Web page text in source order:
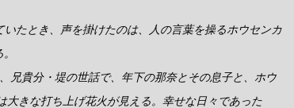
たとき、声を掛けたのは、人の言葉を操るホウセンカ
兄貴分・堤の世話で、年下の那奈とその息子と、ホウ
大きな打ち上げ花火が見える。幸せな日々であった